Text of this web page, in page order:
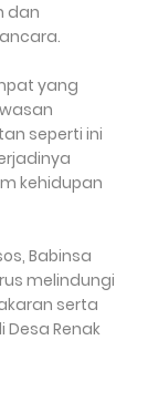
dan
yang
seperti ini
kehidupan
Babinsa
melindungi
serta
Renak